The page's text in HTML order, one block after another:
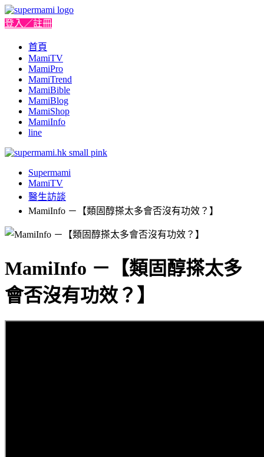
登入／註冊
首頁
MamiTV
MamiPro
MamiTrend
MamiBible
MamiBlog
MamiShop
MamiInfo
line
Supermami
MamiTV
醫生訪談
MamiInfo －【類固醇搽太多會否沒有功效？】
MamiInfo －【類固醇搽太多
會否沒有功效？】